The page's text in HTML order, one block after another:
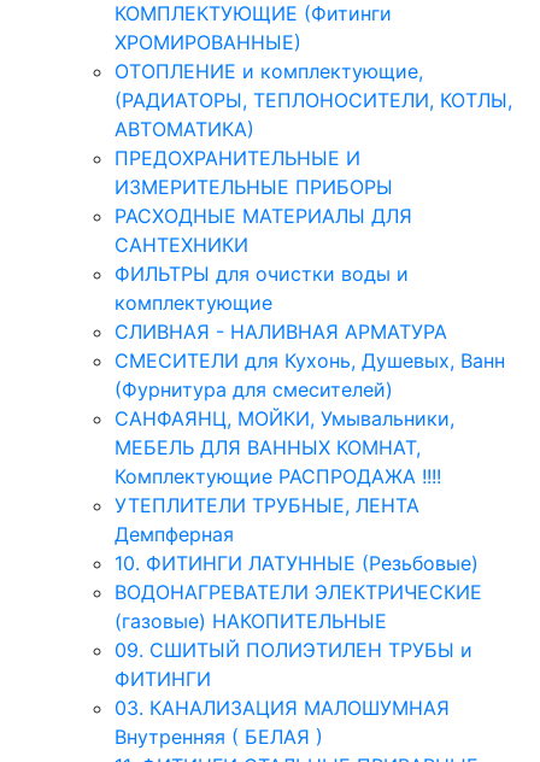
КОМПЛЕКТУЮЩИЕ (Фитинги
ХРОМИРОВАННЫЕ)
ОТОПЛЕНИЕ и комплектующие,
(РАДИАТОРЫ, ТЕПЛОНОСИТЕЛИ, КОТЛЫ,
АВТОМАТИКА)
ПРЕДОХРАНИТЕЛЬНЫЕ И
ИЗМЕРИТЕЛЬНЫЕ ПРИБОРЫ
РАСХОДНЫЕ МАТЕРИАЛЫ ДЛЯ
САНТЕХНИКИ
ФИЛЬТРЫ для очистки воды и
комплектующие
СЛИВНАЯ - НАЛИВНАЯ АРМАТУРА
СМЕСИТЕЛИ для Кухонь, Душевых, Ванн
(Фурнитура для смесителей)
САНФАЯНЦ, МОЙКИ, Умывальники,
МЕБЕЛЬ ДЛЯ ВАННЫХ КОМНАТ,
Комплектующие РАСПРОДАЖА !!!!
УТЕПЛИТЕЛИ ТРУБНЫЕ, ЛЕНТА
Демпферная
10. ФИТИНГИ ЛАТУННЫЕ (Резьбовые)
ВОДОНАГРЕВАТЕЛИ ЭЛЕКТРИЧЕСКИЕ
(газовые) НАКОПИТЕЛЬНЫЕ
09. СШИТЫЙ ПОЛИЭТИЛЕН ТРУБЫ и
ФИТИНГИ
03. КАНАЛИЗАЦИЯ МАЛОШУМНАЯ
Внутренняя ( БЕЛАЯ )